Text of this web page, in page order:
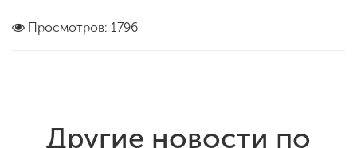
Просмотров: 1796
Другие новости по